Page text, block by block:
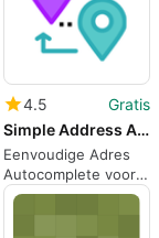
4.5
Gratis
Simple Address Autocomplete
Eenvoudige Adres
Autocomplete voor
WordPress